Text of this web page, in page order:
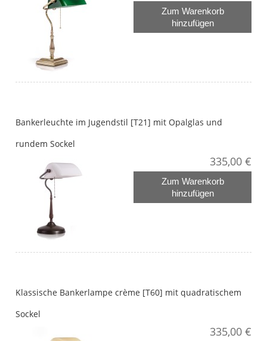
Zum Warenkorb
hinzufügen
Bankerleuchte im Jugendstil [T21] mit Opalglas und
rundem Sockel
335,00 €
Zum Warenkorb
hinzufügen
Klassische Bankerlampe crème [T60] mit quadratischem
Sockel
335,00 €